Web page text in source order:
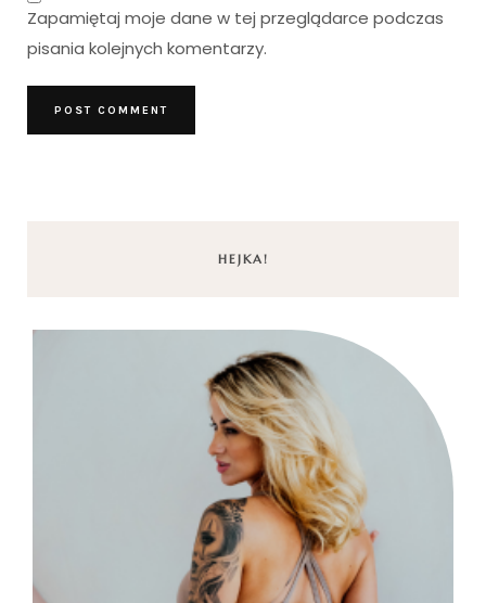
Zapamiętaj moje dane w tej przeglądarce podczas
pisania kolejnych komentarzy.
HEJKA!